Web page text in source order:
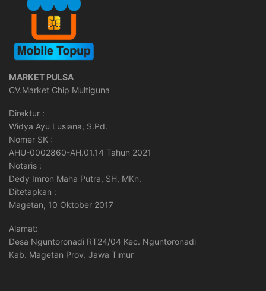
MARKET PULSA
CV.Market Chip Multiguna
Direktur :
Widya Ayu Lusiana, S.Pd.
Nomer SK :
AHU-0002860-AH.01.14 Tahun 2021
Notaris :
Dedy Imron Maha Putra, SH, MKn.
Ditetapkan :
Magetan, 10 Oktober 2017
Alamat:
Desa Nguntoronadi RT24/04 Kec. Nguntoronadi
Kab. Magetan Prov. Jawa Timur